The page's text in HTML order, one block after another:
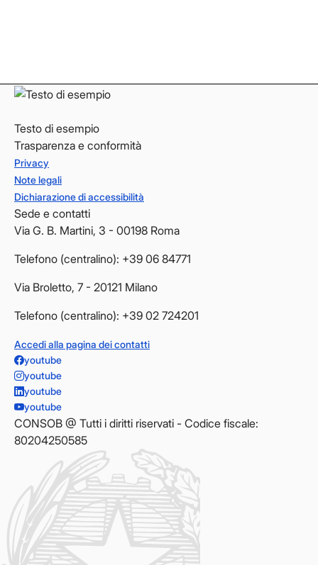
Testo di esempio
Trasparenza e conformità
Privacy
Note legali
Dichiarazione di accessibilità
Sede e contatti
Via G. B. Martini, 3 - 00198 Roma
Telefono (centralino): +39 06 84771
Via Broletto, 7 - 20121 Milano
Telefono (centralino): +39 02 724201
Accedi alla pagina dei contatti
youtube
youtube
youtube
youtube
CONSOB @ Tutti i diritti riservati - Codice fiscale:
80204250585